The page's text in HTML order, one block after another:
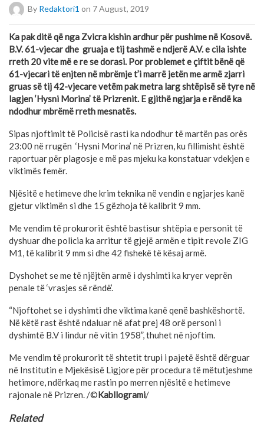
By Redaktori1 on 7 August, 2019
Ka pak ditë që nga Zvicra kishin ardhur për pushime në Kosovë.
B.V. 61-vjecar dhe gruaja e tij tashmë e ndjerë A.V. e cila ishte
rreth 20 vite më e re se dorasi. Por problemet e çiftit bënë që
61-vjecari të enjten në mbrëmje t’i marrë jetën me armë zjarri
gruas së tij 42-vjecare vetëm pak metra larg shtëpisë së tyre në
lagjen ‘Hysni Morina’ të Prizrenit. E gjithë ngjarja e rëndë ka
ndodhur mbrëmë rreth mesnatës.
Sipas njoftimit të Policisë rasti ka ndodhur të martën pas orës
23:00 në rrugën ‘Hysni Morina’ në Prizren, ku fillimisht është
raportuar për plagosje e më pas mjeku ka konstatuar vdekjen e
viktimës femër.
Njësitë e hetimeve dhe krim teknika në vendin e ngjarjes kanë
gjetur viktimën si dhe 15 gëzhoja të kalibrit 9 mm.
Me vendim të prokurorit është bastisur shtëpia e personit të
dyshuar dhe policia ka arritur të gjejë armën e tipit revole ZIG
M1, të kalibrit 9 mm si dhe 42 fishekë të kësaj armë.
Dyshohet se me të njëjtën armë i dyshimti ka kryer veprën
penale të ‘vrasjes së rëndë’.
“Njoftohet se i dyshimti dhe viktima kanë qenë bashkëshortë.
Në këtë rast është ndaluar në afat prej 48 orë personi i
dyshimtë B.V i lindur në vitin 1958”, thuhet në njoftim.
Me vendim të prokurorit të shtetit trupi i pajetë është dërguar
në Institutin e Mjekësisë Ligjore për procedura të mëtutjeshme
hetimore, ndërkaq me rastin po merren njësitë e hetimeve
rajonale në Prizren. /©Kabllogrami/
Related